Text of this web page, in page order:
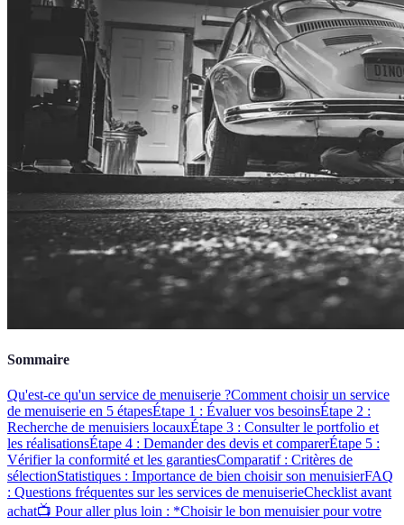
Sommaire
Qu'est-ce qu'un service de menuiserie ?Comment choisir un service
de menuiserie en 5 étapesÉtape 1 : Évaluer vos besoinsÉtape 2 :
Recherche de menuisiers locauxÉtape 3 : Consulter le portfolio et
les réalisationsÉtape 4 : Demander des devis et comparerÉtape 5 :
Vérifier la conformité et les garantiesComparatif : Critères de
sélectionStatistiques : Importance de bien choisir son menuisierFAQ
: Questions fréquentes sur les services de menuiserieChecklist avant
achat📺 Pour aller plus loin : *Choisir le bon menuisier pour votre